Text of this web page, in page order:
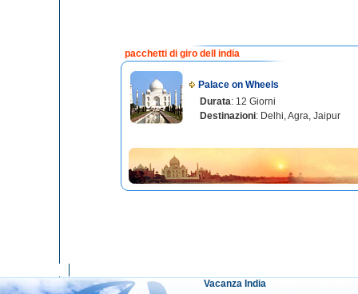
pacchetti di giro dell india
Palace on Wheels
Durata: 12 Giorni
Destinazioni: Delhi, Agra, Jaipur
Vacanza India